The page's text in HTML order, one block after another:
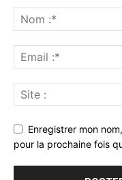
Enregistrer mon
pour la prochaine fois